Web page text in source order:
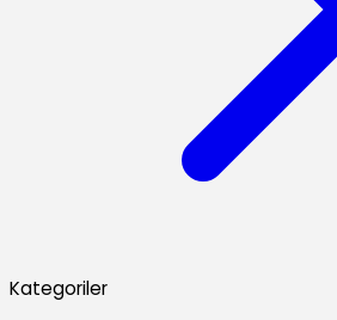
Kategoriler